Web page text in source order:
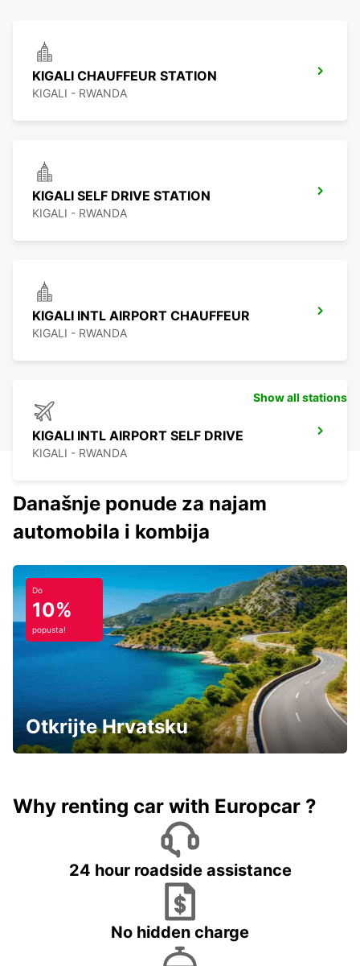
KIGALI CHAUFFEUR STATION
KIGALI - RWANDA
KIGALI SELF DRIVE STATION
KIGALI - RWANDA
KIGALI INTL AIRPORT CHAUFFEUR
KIGALI - RWANDA
KIGALI INTL AIRPORT SELF DRIVE
KIGALI - RWANDA
Show all stations
Današnje ponude za najam
automobila i kombija
Do
10%
popusta!
Otkrijte Hrvatsku
Why renting car with Europcar ?
24 hour roadside assistance
No hidden charge